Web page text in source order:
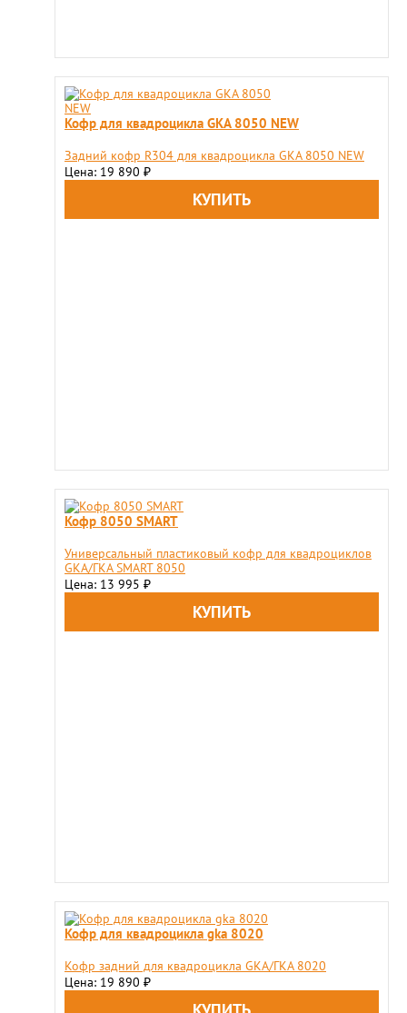
Кофр для квадроцикла GKA 8050 NEW
Задний кофр R304 для квадроцикла GKA 8050 NEW
Цена: 19 890 ₽
Кофр 8050 SMART
Универсальный пластиковый кофр для квадроциклов
GKA/ГКА SMART 8050
Цена: 13 995 ₽
Кофр для квадроцикла gka 8020
Кофр задний для квадроцикла GKA/ГКА 8020
Цена: 19 890 ₽